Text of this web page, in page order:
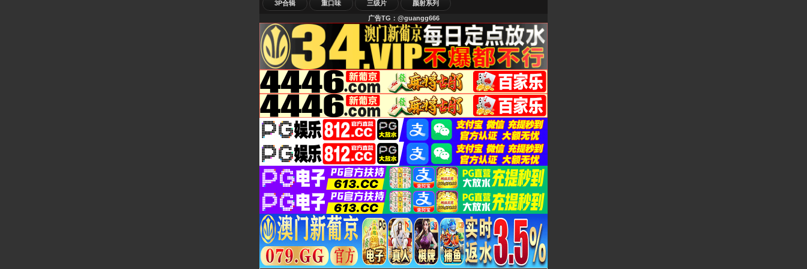
3P合辑 重口味 三级片 颜射系列
广告TG：@guangg666